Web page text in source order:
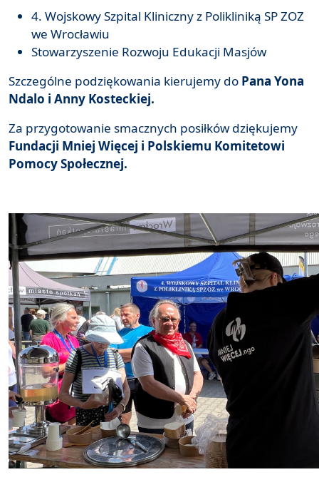
4. Wojskowy Szpital Kliniczny z Polikliniką SP ZOZ
we Wrocławiu
Stowarzyszenie Rozwoju Edukacji Masjów
Szczególne podziękowania kierujemy do Pana Yona
Ndalo i Anny Kosteckiej.
Za przygotowanie smacznych posiłków dziękujemy
Fundacji Mniej Więcej i Polskiemu Komitetowi
Pomocy Społecznej.